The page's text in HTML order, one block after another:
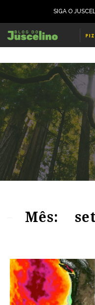
SIGA O
Mês: